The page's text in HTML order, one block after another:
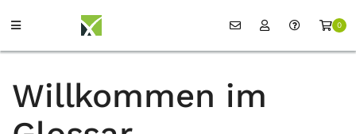
0
Willkommen im